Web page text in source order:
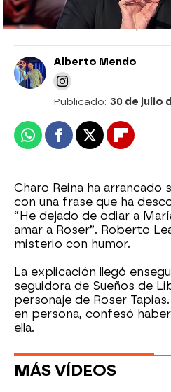
misterio que se ha
con una divertida
Alberto Mendo
Publicado: 30 de julio
WhatsappFacebook
X Flipboard
Charo Reina ha arrancado
con una frase que ha
“He dejado de odiar a
amar a Roser”. Roberto
misterio con humor.
La explicación llegó
seguidora de Sueños de
personaje de Roser
en persona, confesó
ella.
MÁS VÍDEOS